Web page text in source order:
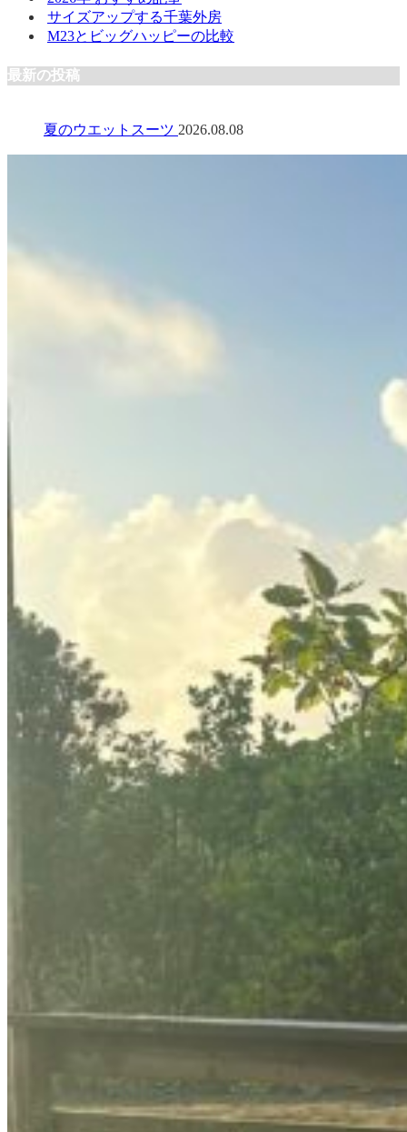
サイズアップする千葉外房
M23とビッグハッピーの比較
最新の投稿
夏のウエットスーツ 2026.08.08